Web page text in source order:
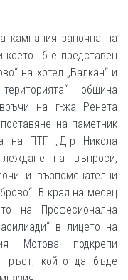
кампания започна на
което б е представен
на хотел „Балкан“ и
– община
на г-жа Ренета
на паметник
на ПТГ „Д-р Никола
на въпроси,
и възпоменателни
В края на месец
на Професионална
в лицето на
Мотова подкрепи
ръст, който да бъде